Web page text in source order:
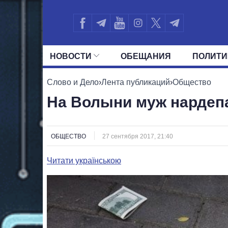
НОВОСТИ ОБЕЩАНИЯ
ВСЕ ПОЛИТИКИ ПРЕЗИДЕНТ И
Слово и Дело›Лента публикаций›Общество
На Волыни муж
ОБЩЕСТВО 27 сентября 2017, 21:40
Читати українською